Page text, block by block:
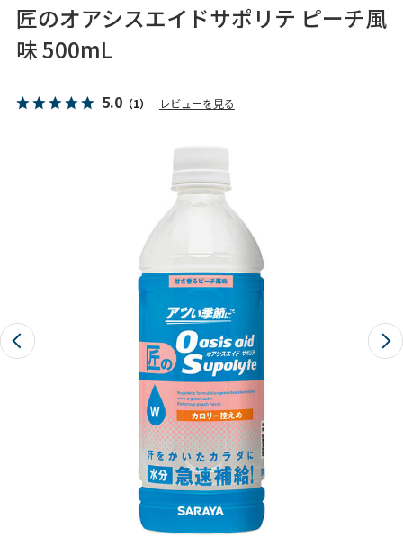
匠のオアシスエイドサポリテ ピーチ風
味 500mL
5.0（1） レビューを見る